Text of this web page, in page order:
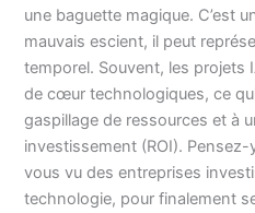
une baguette magique. C’est
mauvais escient, il peut
temporel. Souvent, les projets
de cœur technologiques, ce
gaspillage de ressources et à
investissement (ROI).
vous vu des entreprises
technologie, pour finalement